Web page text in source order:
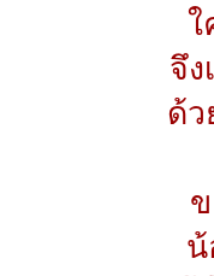
จึง
ด้
น้